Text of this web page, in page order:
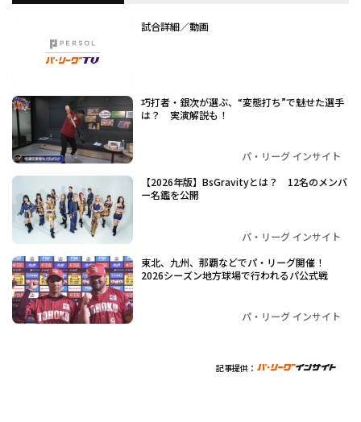
試合詳細／動画
巧打者・銀次が選ぶ、“変態打ち”で魅せた選手
は？ 実演解説も！
パ・リーグ インサイト
【2026年版】BsGravityとは？ 12名のメンバ
ー名鑑を公開
パ・リーグ インサイト
東北、九州、那覇などでパ・リーグ開催！
2026シーズン地方球場で行われるパ公式戦
パ・リーグ インサイト
記事提供：